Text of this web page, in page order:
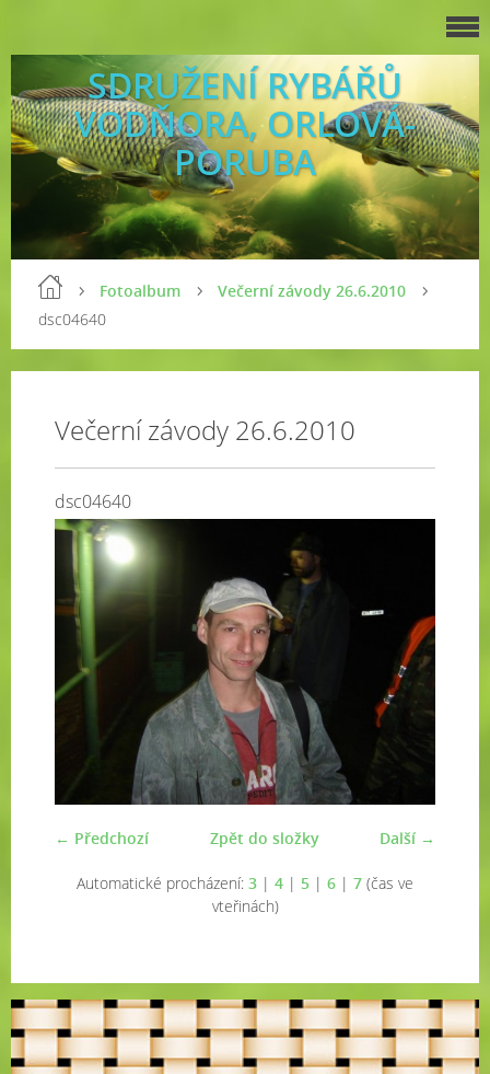
SDRUŽENÍ RYBÁŘŮ
VODŇORA, ORLOVÁ-
PORUBA
Fotoalbum
Večerní závody 26.6.2010
dsc04640
Večerní závody 26.6.2010
dsc04640
← Předchozí Další →
Zpět do složky
Automatické procházení: 3 | 4 | 5 | 6 | 7 (čas ve
vteřinách)